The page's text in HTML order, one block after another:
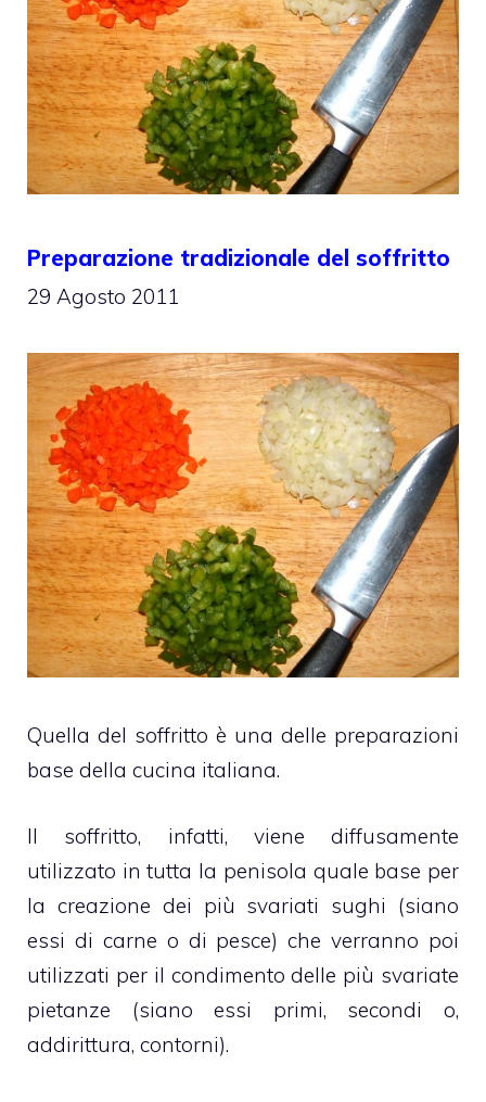
Preparazione tradizionale del soffritto
29 Agosto 2011
Quella del soffritto è una delle preparazioni
base della cucina italiana.
Il soffritto, infatti, viene diffusamente
utilizzato in tutta la penisola quale base per
la creazione dei più svariati sughi (siano
essi di carne o di pesce) che verranno poi
utilizzati per il condimento delle più svariate
pietanze (siano essi primi, secondi o,
addirittura, contorni).